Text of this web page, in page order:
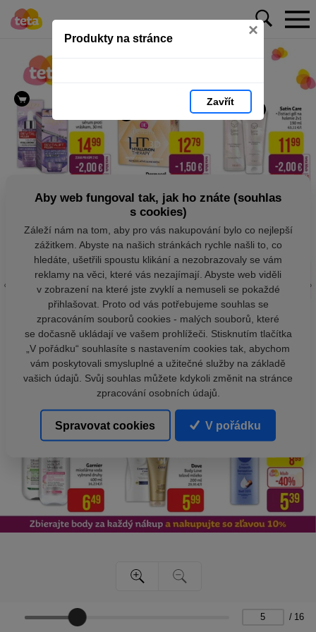
Produkty na stránce ×
Zavřít
/ 16
Aby web fungoval tak, jak ho znáte (souhlas
s cookies)
Záleží nám na tom, aby pro vás nakupování bylo co nejlepší
zážitkem. Abyste na našich stránkách rychle našli to, co
hledáte, ušetřili spoustu klikání a nezobrazovaly se vám
reklamy na věci, které vás nezajímají. Abyste web viděli
v zobrazení na které jste zvyklí a nemuseli se pokaždé
přihlašovat. Proto od vás potřebujeme souhlas se
zpracováním souborů cookies - malých souborů, které
se dočasně ukládají ve vašem prohlížeči. Stisknutím tlačítka
„V pořádku“ souhlasíte s nastavením cookies tak, abychom
vám poskytovali smysluplné a užitečné služby na základě
vašich údajů. Svůj souhlas můžete kdykoli změnit na stránce
zpracování osobních údajů.
Spravovat cookies V pořádku